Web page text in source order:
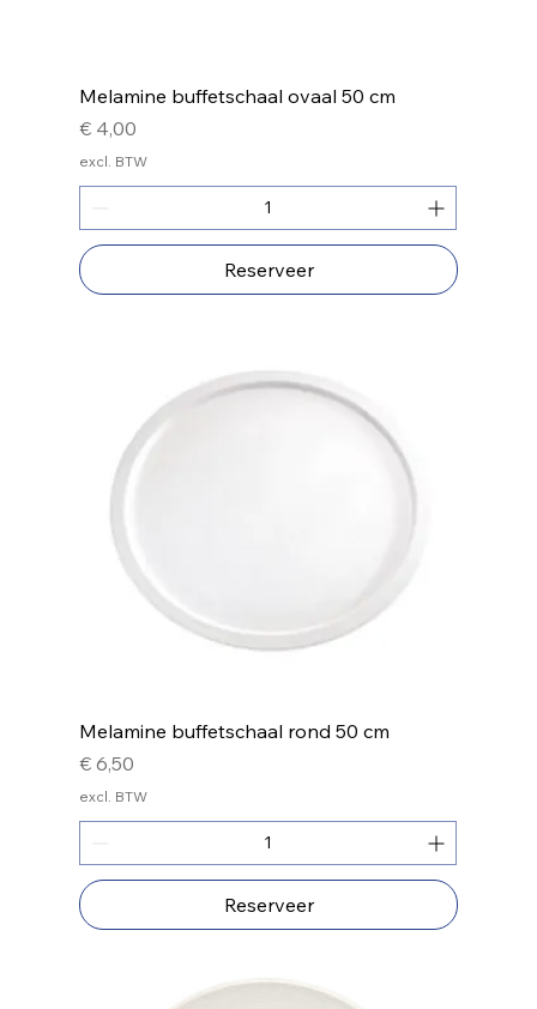
Melamine buffetschaal ovaal 50 cm
Prijs
€ 4,00
excl. BTW
Reserveer
Melamine buffetschaal rond 50 cm
Prijs
€ 6,50
excl. BTW
Reserveer